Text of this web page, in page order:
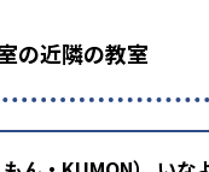
の近隣の教室